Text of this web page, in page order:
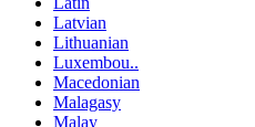
Latvian
Lithuanian
Luxembou..
Macedonian
Malagasy
Malay